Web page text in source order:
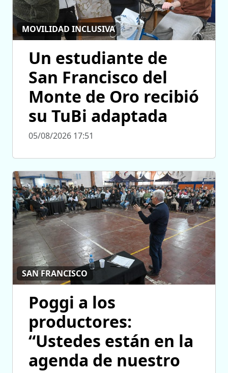
MOVILIDAD INCLUSIVA
Un estudiante de
San Francisco del
Monte de Oro recibió
su TuBi adaptada
05/08/2026 17:51
SAN FRANCISCO
Poggi a los
productores:
“Ustedes están en la
agenda de nuestro